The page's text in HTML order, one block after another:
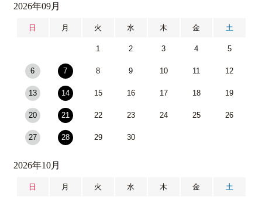
2026年09月
日 月 火 水 木 金 土
1 2 3 4 5
6 7 8 9 10 11 12
13 14 15 16 17 18 19
20 21 22 23 24 25 26
27 28 29 30
2026年10月
日 月 火 水 木 金 土